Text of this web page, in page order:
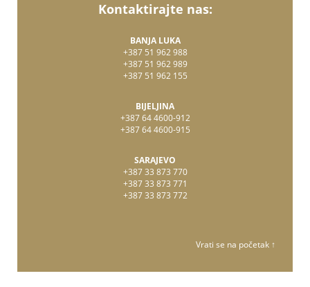
Kontaktirajte nas:
BANJA LUKA
+387 51 962 988
+387 51 962 989
+387 51 962 155
BIJELJINA
+387 64 4600-912
+387 64 4600-915
SARAJEVO
+387 33 873 770
+387 33 873 771
+387 33 873 772
Vrati se na početak ↑